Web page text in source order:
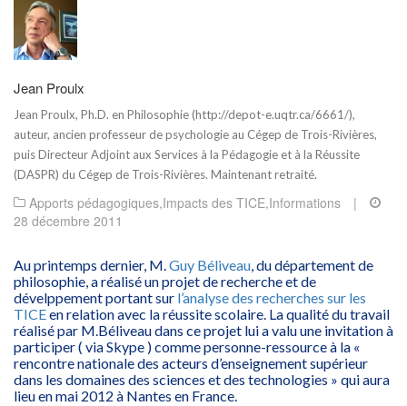
Jean Proulx
Jean Proulx, Ph.D. en Philosophie (http://depot-e.uqtr.ca/6661/),
auteur, ancien professeur de psychologie au Cégep de Trois-Rivières,
puis Directeur Adjoint aux Services à la Pédagogie et à la Réussite
(DASPR) du Cégep de Trois-Rivières. Maintenant retraité.
Apports pédagogiques,Impacts des TICE,Informations
|
28 décembre 2011
Au printemps dernier, M.Guy Béliveau, du département de
philosophie, a réalisé un projet de recherche et de
dévelppement portant sur l’analyse des recherches sur les
TICEen relation avec la réussite scolaire. La qualité du travail
réalisé par M.Béliveau dans ce projet lui a valu une invitation à
participer ( via Skype ) comme personne-ressource à la «
rencontre nationale des acteurs d’enseignement supérieur
dans les domaines des sciences et des technologies » qui aura
lieu en mai 2012 à Nantes en France.